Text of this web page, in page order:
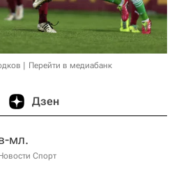
Перейти в медиабанк
Дзен
мл.
Спорт